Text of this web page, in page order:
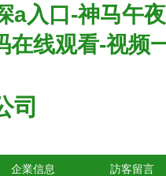
入口-神马午
在线观看-视频
司
企業信息 訪客留言